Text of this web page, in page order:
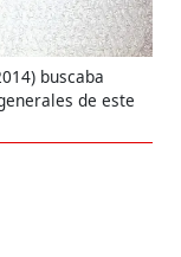
buscaba
de este